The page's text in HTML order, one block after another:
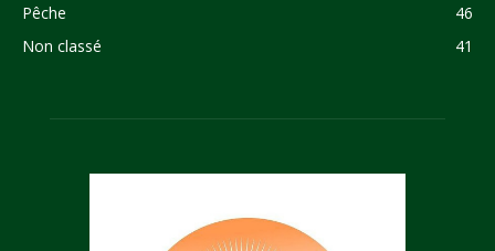
Pêche
46
Non classé
41